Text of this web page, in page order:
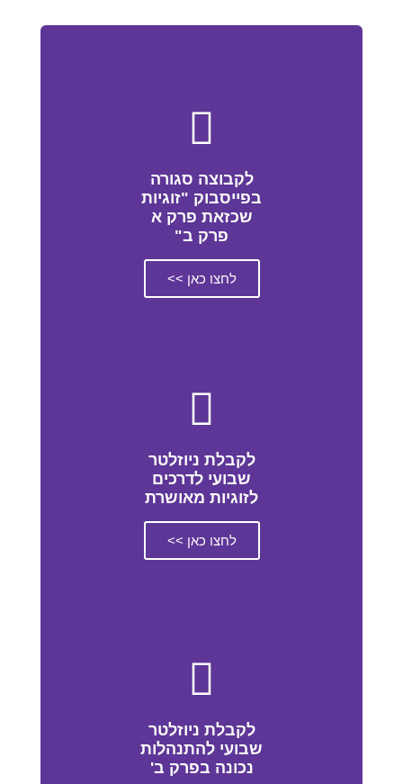
לקבוצה סגורה
בפייסבוק "זוגיות
שכזאת פרק א
פרק ב"
לחצו כאן >>
לקבלת ניוזלטר
שבועי לדרכים
לזוגיות מאושרת
לחצו כאן >>
לקבלת ניוזלטר
שבועי להתנהלות
נכונה בפרק ב'